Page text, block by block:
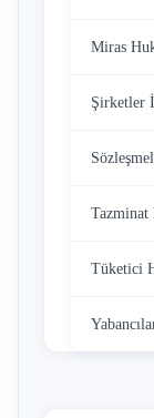
Miras
Şirketler
Tazminat
Tüketici